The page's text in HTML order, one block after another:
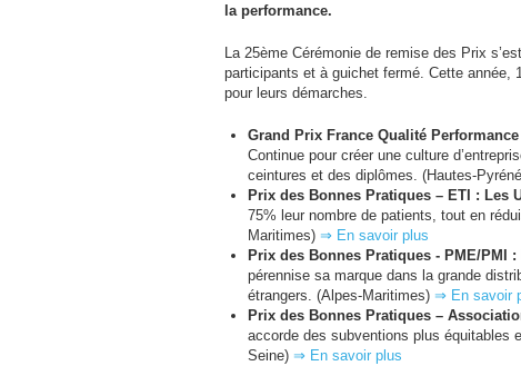
la performance.
La 25ème Cérémonie de remise des Prix
participants et à guichet fermé. Cette année,
pour leurs démarches.
Grand Prix France Qualité Performance
Continue pour créer une culture
ceintures et des diplômes. (Hautes-
Prix des Bonnes Pratiques – ETI : Les
75% leur nombre de patients, tout en
Maritimes) ⇒ En savoir plus
Prix des Bonnes Pratiques - PME/PMI :
pérennise sa marque dans la grande
étrangers. (Alpes-Maritimes) ⇒ En savoir
Prix des Bonnes Pratiques –
accorde des subventions plus équitables
Seine) ⇒ En savoir plus